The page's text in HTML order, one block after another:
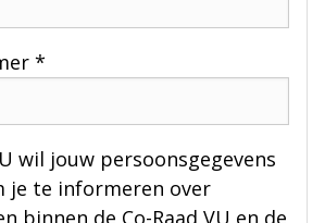
*
wil jouw persoonsgegevens
je te informeren over
binnen de Co-Raad VU en de